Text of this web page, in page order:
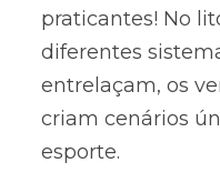
praticantes! No
diferentes
entrelaçam, os
criam cenários
esporte.